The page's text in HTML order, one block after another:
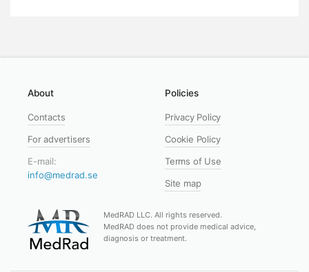
About
Contacts
For advertisers
E-mail:
info@medrad.se
Policies
Privacy Policy
Cookie Policy
Terms of Use
Site map
MedRAD LLC. All rights reserved.
MedRAD does not provide medical advice,
diagnosis or treatment.